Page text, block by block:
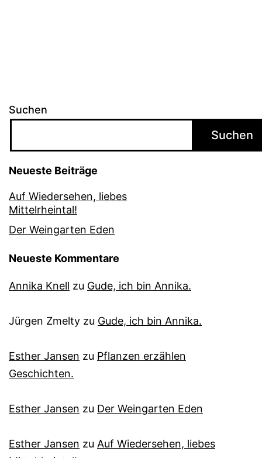
Suchen
Suchen
Neueste Beiträge
Auf Wiedersehen, liebes
Mittelrheintal!
Der Weingarten Eden
Neueste Kommentare
Annika Knell zu Gude, ich bin Annika.
Jürgen Zmelty zu Gude, ich bin Annika.
Esther Jansen zu Pflanzen erzählen
Geschichten.
Esther Jansen zu Der Weingarten Eden
Esther Jansen zu Auf Wiedersehen, liebes